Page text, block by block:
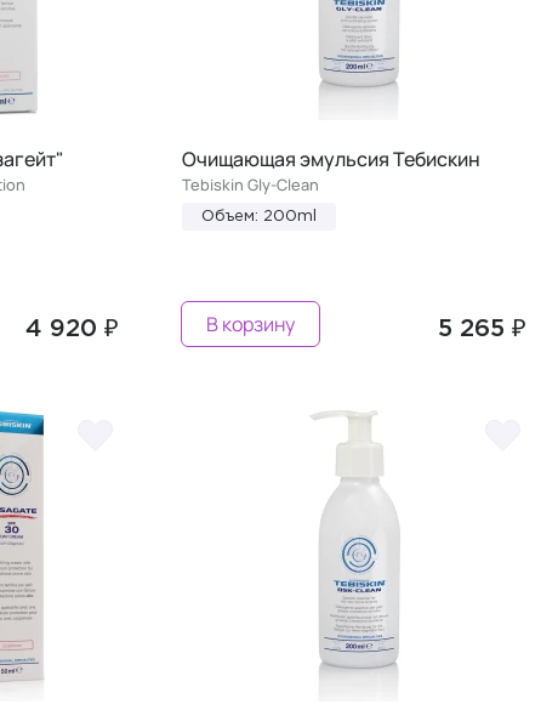
4 920 ₽
Очищающая эмульсия Тебискин
Tebiskin Gly-Clean
Объем: 200ml
5 265 ₽
В корзину